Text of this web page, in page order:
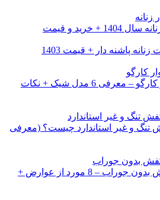
+ خرید و قیمت
پاشنه دار + قیمت 1403
کفش مناسب شلوار کارگو – معرفی 6 مدل شیک + نکات
و غیر استاندارد چیست؟ (معرفی
عوارض پوشیدن کفش بدون جوراب – 8 مورد از عوارض +